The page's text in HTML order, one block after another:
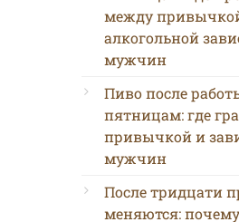
между
алкогольной
мужчин
Пиво после
пятницам: где
привычкой и
мужчин
После тридцати
меняются: